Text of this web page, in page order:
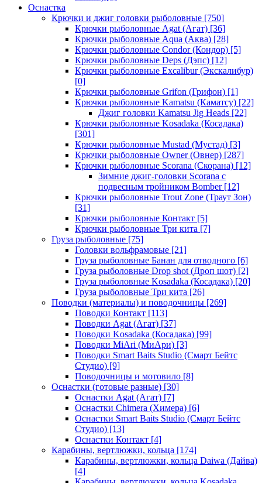
Оснастка
Крючки и джиг головки рыболовные [750]
Крючки рыболовные Agat (Агат) [36]
Крючки рыболовные Aqua (Аква) [28]
Крючки рыболовные Condor (Кондор) [5]
Крючки рыболовные Deps (Дэпс) [12]
Крючки рыболовные Excalibur (Экскалибур)
[0]
Крючки рыболовные Grifon (Грифон) [1]
Крючки рыболовные Kamatsu (Каматсу) [22]
Джиг головки Kamatsu Jig Heads [22]
Крючки рыболовные Kosadaka (Косадака)
[301]
Крючки рыболовные Mustad (Мустад) [3]
Крючки рыболовные Owner (Овнер) [287]
Крючки рыболовные Scorana (Скорана) [12]
Зимние джиг-головки Scorana с
подвесным тройником Bomber[12]
Крючки рыболовные Trout Zone (Траут Зон)
[31]
Крючки рыболовные Контакт [5]
Крючки рыболовные Три кита [7]
Груза рыболовные [75]
Головки вольфрамовые [21]
Груза рыболовные Банан для отводного [6]
Груза рыболовные Drop shot (Дроп шот) [2]
Груза рыболовные Kosadaka (Косадака) [20]
Груза рыболовные Три кита [26]
Поводки (материалы) и поводочницы [269]
Поводки Контакт [113]
Поводки Agat (Агат) [37]
Поводки Kosadaka (Косадака) [99]
Поводки MiAri (МиАри) [3]
Поводки Smart Baits Studio (Смарт Бейтс
Студио) [9]
Поводочницы и мотовило [8]
Оснастки (готовые разные) [30]
Оснастки Agat (Агат) [7]
Оснастки Chimera (Химера) [6]
Оснастки Smart Baits Studio (Смарт Бейтс
Студио) [13]
Оснастки Контакт [4]
Карабины, вертлюжки, кольца [174]
Карабины, вертлюжки, кольца Daiwa (Дайва)
[4]